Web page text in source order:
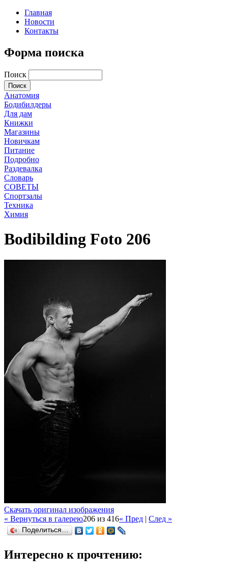
Главная
Новости
Контакты
Форма поиска
Поиск
Анатомия
Бодибилдеры
Для дам
Книжки
Магазины
Новичкам
Питание
Подробно
Раздевалка
Словарь
СОВЕТЫ
Спортзалы
Техника
Химия
Bodibilding Foto 206
Скачать оригинал изображения
« Вернуться в галерею206 из 416« Пред | След »
Поделиться…
Интересно к прочтению: